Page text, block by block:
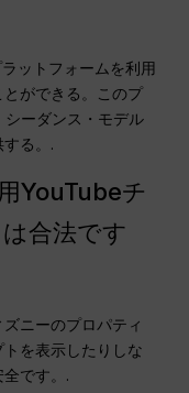
ットフォームを利用
ができる。このプ
シーダンス・モデル
る。.
YouTubeチ
合法です
ニーのプロパティ
を表示したりしな
です。.